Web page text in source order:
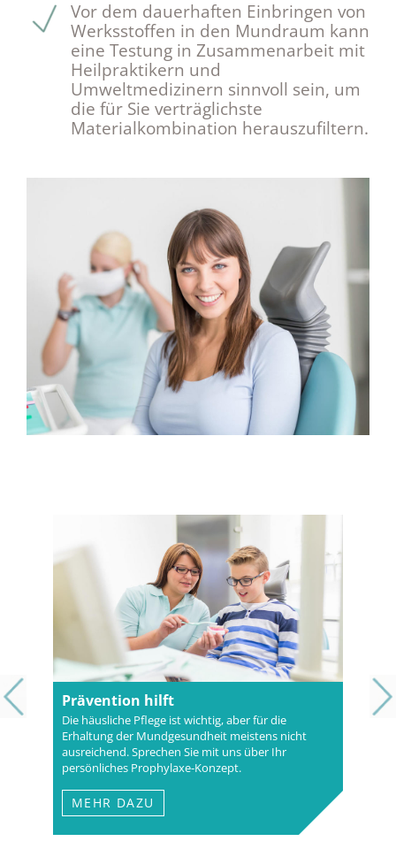
Vor dem dauerhaften Einbringen von
Werksstoffen in den Mundraum kann
eine Testung in Zusammenarbeit mit
Heilpraktikern und
Umweltmedizinern sinnvoll sein, um
die für Sie verträglichste
Materialkombination herauszufiltern.
Prävention hilft
Die häusliche Pflege ist wichtig, aber für die
Erhaltung der Mundgesundheit meistens nicht
ausreichend. Sprechen Sie mit uns über Ihr
persönliches Prophylaxe-Konzept.
MEHR DAZU